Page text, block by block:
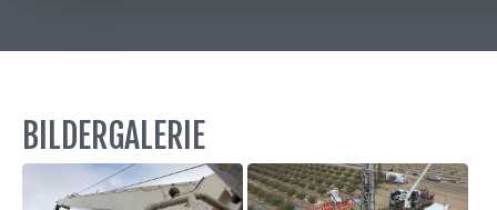
BILDERGALERIE